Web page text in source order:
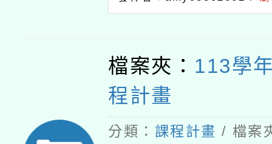
檔案夾： 113學
程計畫
分類： 課程計畫 / 檔案